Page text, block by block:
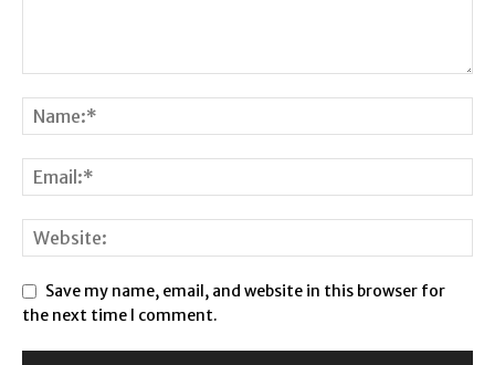
Save my name, email, and website in this browser for
the next time I comment.